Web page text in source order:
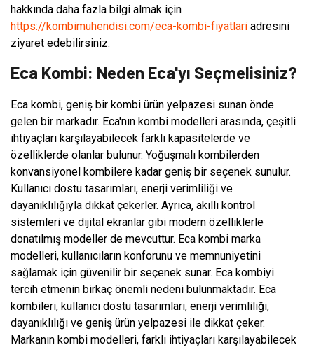
hakkında daha fazla bilgi almak için
https://kombimuhendisi.com/eca-kombi-fiyatlari adresini
ziyaret edebilirsiniz.
Eca Kombi: Neden Eca'yı Seçmelisiniz?
Eca kombi, geniş bir kombi ürün yelpazesi sunan önde
gelen bir markadır. Eca'nın kombi modelleri arasında, çeşitli
ihtiyaçları karşılayabilecek farklı kapasitelerde ve
özelliklerde olanlar bulunur. Yoğuşmalı kombilerden
konvansiyonel kombilere kadar geniş bir seçenek sunulur.
Kullanıcı dostu tasarımları, enerji verimliliği ve
dayanıklılığıyla dikkat çekerler. Ayrıca, akıllı kontrol
sistemleri ve dijital ekranlar gibi modern özelliklerle
donatılmış modeller de mevcuttur. Eca kombi marka
modelleri, kullanıcıların konforunu ve memnuniyetini
sağlamak için güvenilir bir seçenek sunar. Eca kombiyi
tercih etmenin birkaç önemli nedeni bulunmaktadır. Eca
kombileri, kullanıcı dostu tasarımları, enerji verimliliği,
dayanıklılığı ve geniş ürün yelpazesi ile dikkat çeker.
Markanın kombi modelleri, farklı ihtiyaçları karşılayabilecek